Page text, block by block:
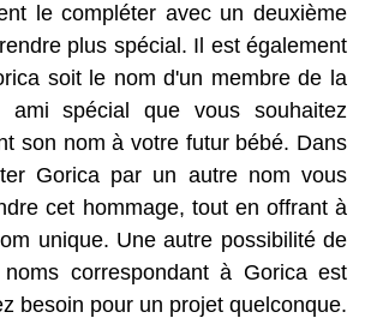
le compléter avec un deuxième
plus spécial. Il est également
soit le nom d'un membre de la
ami spécial que vous souhaitez
son nom à votre futur bébé. Dans
Gorica par un autre nom vous
cet hommage, tout en offrant à
unique. Une autre possibilité de
correspondant à Gorica est
besoin pour un projet quelconque.